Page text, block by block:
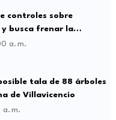
controles sobre
busca frenar la
ilegal
a. m.
tala de 88 árboles
de Villavicencio
a. m.